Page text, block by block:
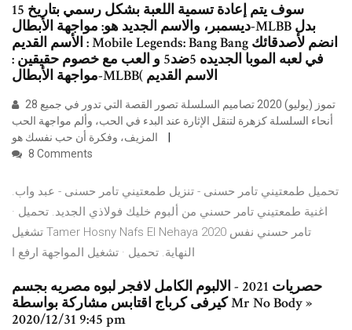
سوف يتم إعادة تسمية اللعبة بشكل رسمي بتاريخ 15
ديسمبر، والاسم الجديد هو: مواجهة الأبطال-MLBB بدل
الأسم القديم : Mobile Legends: Bang Bang انضم لأصدقائك
في لعبه الموبا الجديده 5ضد5 و العب مع خصوم حقيقين :
مواجهة الأبطال-MLBB( الاسم القديم
28 تموز (يوليو) 2020 تصاميم السلسلة تصور القصة التي تدور في جميع
أنحاء السلسلة كزهرة لتنقل الإثارة عند البدء في الحب، وألم مواجهة الحب
8 Comments
تحميل طمعتيني تامر حسنى - تنزيل طمعتيني تامر حسنى - عبد واب.
اغنية طمعتيني تامر حسني من ألبوم خليك فولاذي الجديد. تحميل ·
تشغيل Tamer Hosny Nafs El Nehaya 2020 تامر حسني نفس
النهاية. تحميل · تشغيل المواجهة ارفع ا
حصريات 2021 - الالبوم الكامل لافجر لبوه مصريه بجسم
كيرفى كرباج اقتابس مشاركة بواسطة Mr No Body »
2020/12/31 9:45 pm